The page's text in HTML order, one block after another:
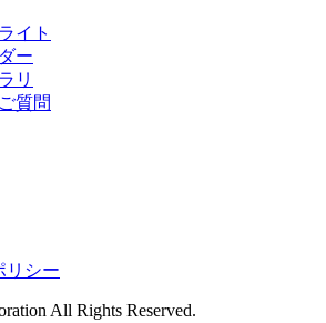
イト
ー
リ
質問
リシー
All Rights Reserved.